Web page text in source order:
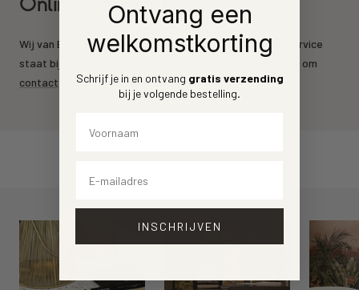
Wij van Behang.nl leveren de mooiste behang merken. Service
staat bij ons voorrop. Heeft u een vraag? Aarzel dan niet om
contact op te nemen.
Ontvang een
welkomstkorting
Schrijf je in en ontvang gratis verzending
bij je volgende bestelling.
INSCHRIJVEN